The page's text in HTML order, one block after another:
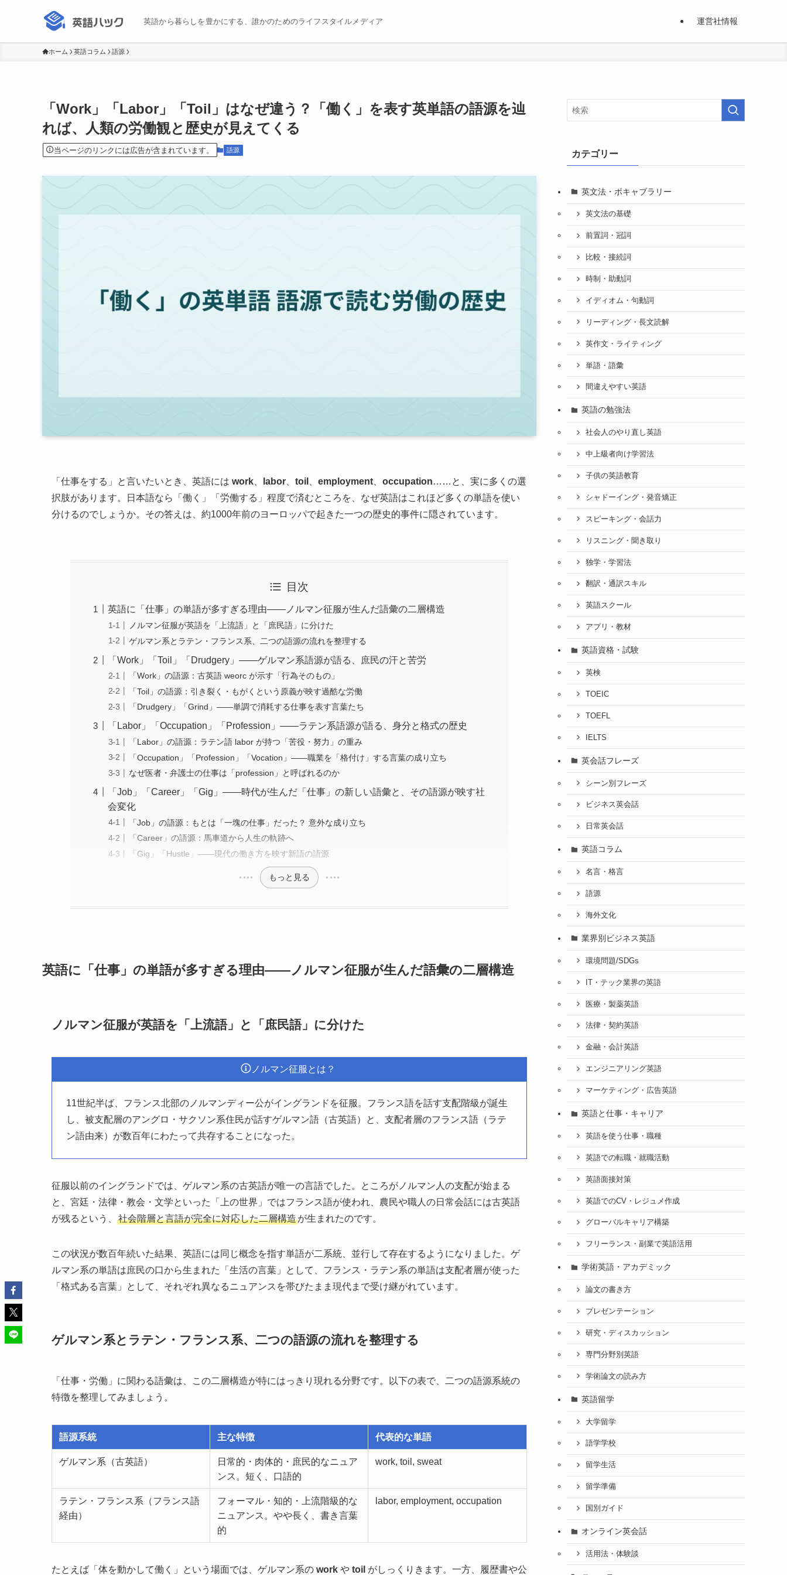
英語から暮らしを豊かにする、誰かのためのライフスタイルメディア 運営社情報
ホーム 英語コラム 語源
「Work」「Labor」「Toil」はなぜ違う？「働く」を表す英単語の語源を辿
れば、人類の労働観と歴史が見えてくる
当ページのリンクには広告が含まれています。 語源
「仕事をする」と言いたいとき、英語には work labor toil employment occupation……と、実に多くの選
択肢があります。日本語なら「働く」「労働する」程度で済むところを、なぜ英語はこれほど多くの単語を使い
分けるのでしょうか。その答えは、約1000年前のヨーロッパで起きた一つの歴史的事件に隠されています。
目次
英語に「仕事」の単語が多すぎる理由——ノルマン征服が生んだ語彙の二層構造
ノルマン征服が英語を「上流語」と「庶民語」に分けた
ゲルマン系とラテン・フランス系、二つの語源の流れを整理する
「Work」「Toil」「Drudgery」——ゲルマン系語源が語る、庶民の汗と苦労
「Work」の語源：古英語 weorc が示す「行為そのもの」
「Toil」の語源：引き裂く・もがくという原義が映す過酷な労働
「Drudgery」「Grind」——単調で消耗する仕事を表す言葉たち
「Labor」「Occupation」「Profession」——ラテン系語源が語る、身分と格式の歴史
「Labor」の語源：ラテン語 labor が持つ「苦役・努力」の重み
「Occupation」「Profession」「Vocation」——職業を「格付け」する言葉の成り立ち
なぜ医者・弁護士の仕事は「profession」と呼ばれるのか
「Job」「Career」「Gig」——時代が生んだ「仕事」の新しい語彙と、その語源が映す社
会変化
「Job」の語源：もとは「一塊の仕事」だった？ 意外な成り立ち
「Career」の語源：馬車道から人生の軌跡へ
「Gig」「Hustle」——現代の働き方を映す新語の語源
もっと見る
英語に「仕事」の単語が多すぎる理由——ノルマン征服が生んだ語彙の二層構造
ノルマン征服が英語を「上流語」と「庶民語」に分けた
ノルマン征服とは？
11世紀半ば、フランス北部のノルマンディー公がイングランドを征服。フランス語を話す支配階級が誕生
し、被支配層のアングロ・サクソン系住民が話すゲルマン語（古英語）と、支配者層のフランス語（ラテ
ン語由来）が数百年にわたって共存することになった。
征服以前のイングランドでは、ゲルマン系の古英語が唯一の言語でした。ところがノルマン人の支配が始まる
と、宮廷・法律・教会・文学といった「上の世界」ではフランス語が使われ、農民や職人の日常会話には古英語
が残るという、
社会階層と言語が完全に対応した二層構造が生まれたのです。
この状況が数百年続いた結果、英語には同じ概念を指す単語が二系統、並行して存在するようになりました。ゲ
ルマン系の単語は庶民の口から生まれた「生活の言葉」として、フランス・ラテン系の単語は支配者層が使った
「格式ある言葉」として、それぞれ異なるニュアンスを帯びたまま現代まで受け継がれています。
ゲルマン系とラテン・フランス系、二つの語源の流れを整理する
「仕事・労働」に関わる語彙は、この二層構造が特にはっきり現れる分野です。以下の表で、二つの語源系統の
特徴を整理してみましょう。
語源系統 主な特徴 代表的な単語
ゲルマン系（古英語）
日常的・肉体的・庶民的なニュア
ンス。短く、口語的
work, toil, sweat
ラテン・フランス系（フランス語
経由）
フォーマル・知的・上流階級的な
ニュアンス。やや長く、書き言葉
的
labor, employment, occupation
たとえば「体を動かして働く」という場面では、ゲルマン系の work や toil がしっくりきます。一方、履歴書や公
カテゴリー
英文法・ボキャブラリー
英文法の基礎
前置詞・冠詞
比較・接続詞
時制・助動詞
イディオム・句動詞
リーディング・長文読解
英作文・ライティング
単語・語彙
間違えやすい英語
英語の勉強法
社会人のやり直し英語
中上級者向け学習法
子供の英語教育
シャドーイング・発音矯正
スピーキング・会話力
リスニング・聞き取り
独学・学習法
翻訳・通訳スキル
英語スクール
アプリ・教材
英語資格・試験
英検
TOEIC
TOEFL
IELTS
英会話フレーズ
シーン別フレーズ
ビジネス英会話
日常英会話
英語コラム
名言・格言
語源
海外文化
業界別ビジネス英語
環境問題/SDGs
IT・テック業界の英語
医療・製薬英語
法律・契約英語
金融・会計英語
エンジニアリング英語
マーケティング・広告英語
英語と仕事・キャリア
英語を使う仕事・職種
英語での転職・就職活動
英語面接対策
英語でのCV・レジュメ作成
グローバルキャリア構築
フリーランス・副業で英語活用
学術英語・アカデミック
論文の書き方
プレゼンテーション
研究・ディスカッション
専門分野別英語
学術論文の読み方
英語留学
大学留学
語学学校
留学生活
留学準備
国別ガイド
オンライン英会話
活用法・体験談